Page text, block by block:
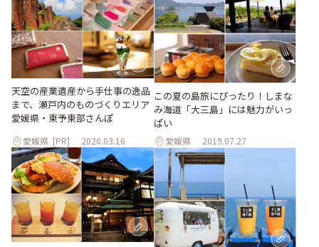
天空の産業遺産から手仕事の逸品
まで、瀬戸内のものづくりエリア
愛媛県・東予東部さんぽ
愛媛県 [PR] 2020.03.16
この夏の島旅にぴったり！しまな
み海道「大三島」には魅力がいっ
ぱい
愛媛県 2019.07.27